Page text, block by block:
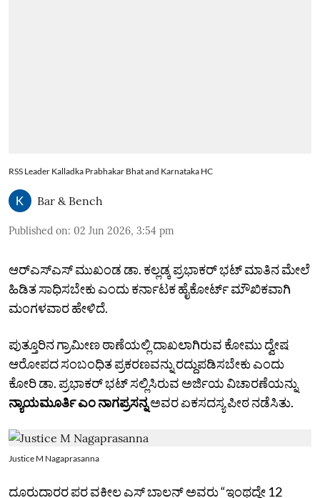
RSS Leader Kalladka Prabhakar Bhat and Karnataka HC
Bar & Bench
Published on: 02 Jun 2026, 3:54 pm
ಆರ್‌ಎಸ್‌ಎಸ್‌ ಮುಖಂಡ ಡಾ. ಕಲ್ಲಡ್ಕ ಪ್ರಭಾಕರ್‌ ಭಟ್‌ ಮಾತಿನ ಮೇಲೆ
ಹಿಡಿತ ಸಾಧಿಸಬೇಕು ಎಂದು ಕರ್ನಾಟಕ ಹೈಕೋರ್ಟ್‌ ಮೌಖಿಕವಾಗಿ
ಮಂಗಳವಾರ ಹೇಳಿದೆ.
ಪುತ್ತೂರಿನ ಗ್ರಾಮೀಣ ಠಾಣೆಯಲ್ಲಿ ದಾಖಲಾಗಿರುವ ಕೋಮು ದ್ವೇಷ
ಆರೋಪದ ಸಂಬಂಧಿತ ಪ್ರಕರಣವನ್ನು ರದ್ದುಪಡಿಸಬೇಕು ಎಂದು
ಕೋರಿ ಡಾ. ಪ್ರಭಾಕರ್‌ ಭಟ್‌ ಸಲ್ಲಿಸಿರುವ ಅರ್ಜಿಯ ವಿಚಾರಣೆಯನ್ನು
ನ್ಯಾಯಮೂರ್ತಿ ಎಂ ನಾಗಪ್ರಸನ್ನಅವರ ಏಕಸದಸ್ಯ ಪೀಠ ನಡೆಸಿತು.
Justice M Nagaprasanna
ದೂರುದಾರರ ಪರ ವಕೀಲ ಎಸ್‌ ಬಾಲನ್‌ ಅವರು “ಇಂಥದ್ದೇ 12